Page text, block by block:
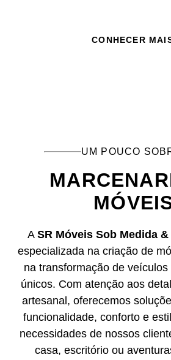
CONHECER
UM POUCO
A SR Móveis Sob Medida
especializada na criação de
na transformação de
únicos. Com atenção aos
artesanal, oferecemos
funcionalidade, conforto e
necessidades de nossos
casa, escritório ou